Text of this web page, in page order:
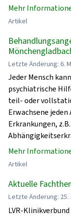
Mehr
Artikel
Letzte Änderung: 6.
Jeder Mensch
psychiatrische
teil- oder
Erwachsene
Erkrankungen,
Mehr
Artikel
Aktuelle
Letzte Änderung: 25.
LVR-